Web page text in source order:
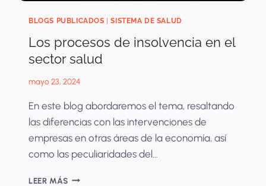
BLOGS PUBLICADOS |SISTEMA DE SALUD
Los procesos de insolvencia en el
sector salud
mayo 23, 2024
En este blog abordaremos el tema, resaltando
las diferencias con las intervenciones de
empresas en otras áreas de la economía, así
como las peculiaridades del…
LEER MÁSLOS